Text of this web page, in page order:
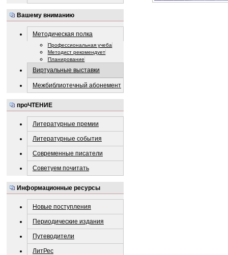
Вашему вниманию
Методическая полка
Профессиональная учеба
Методист рекомендует
Планирование
Виртуальные выставки
Межбиблиотечный абонемент
проЧТЕНИЕ
Литературные премии
Литературные события
Современные писатели
Советуем почитать
Информационные ресурсы
Новые поступления
Периодические издания
Путеводители
ЛитРес